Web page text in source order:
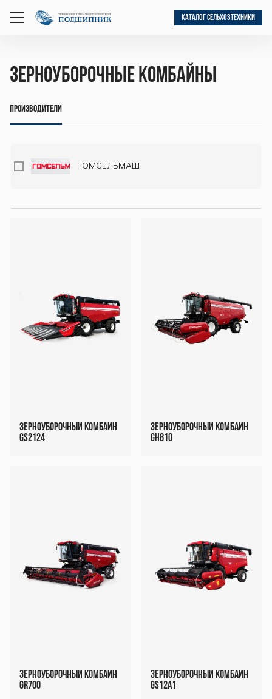
открыть
КАТАЛОГ СЕЛЬХОЗТЕХНИКИ
Зерноуборочные комбайны
Производители
ГОМСЕЛЬМАШ
Зерноуборочный комбайн
GS2124
Зерноуборочный комбайн
GH810
Зерноуборочный комбайн
GR700
Зерноуборочный комбайн
GS12A1